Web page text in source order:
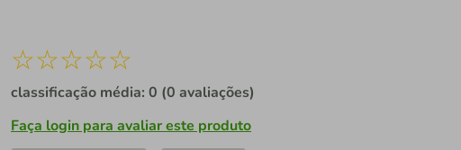
☆☆☆☆☆
classificação média: 0 (0 avaliações)
Faça login para avaliar este produto